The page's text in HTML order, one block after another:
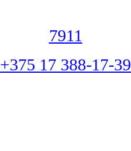
7911
+375 17 388-17-39